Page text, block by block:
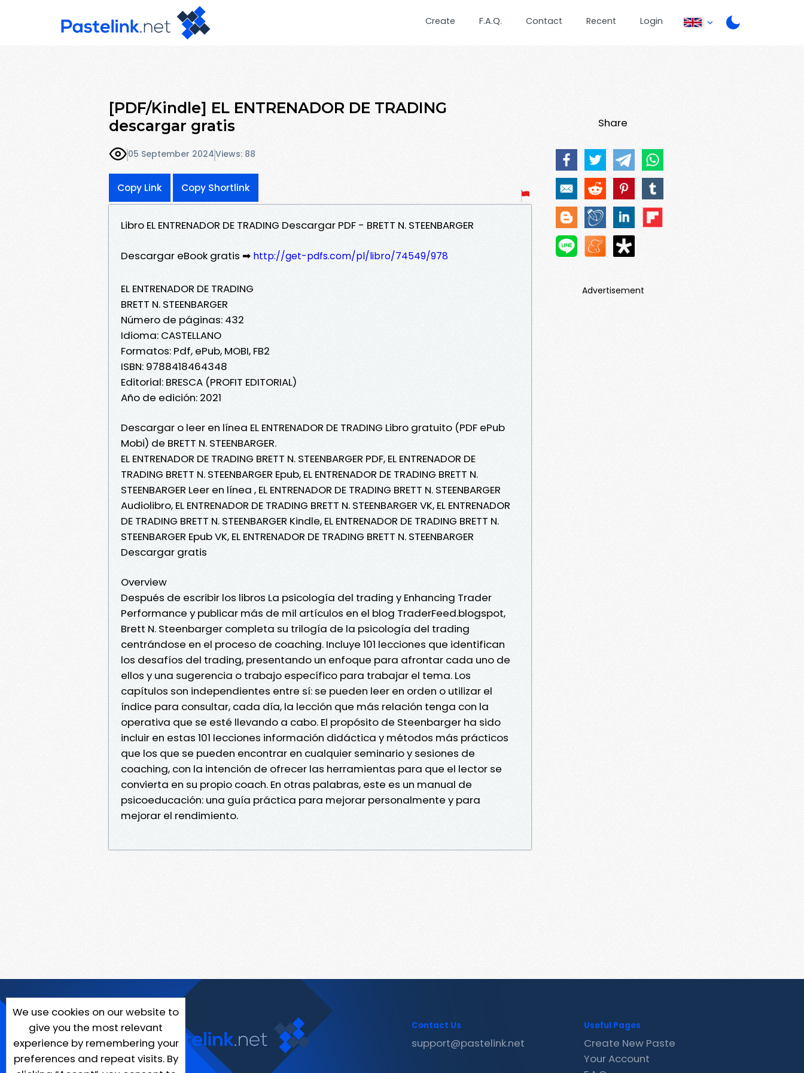
Create F.A.Q. Contact Recent Login
[PDF/Kindle] EL ENTRENADOR DE TRADING
descargar gratis
05 September 2024Views: 88
Copy Link Copy Shortlink
Libro EL ENTRENADOR DE TRADING Descargar PDF - BRETT N. STEENBARGER
Descargar eBook gratis ➡ http://get-pdfs.com/pl/libro/74549/978
EL ENTRENADOR DE TRADING
BRETT N. STEENBARGER
Número de páginas: 432
Idioma: CASTELLANO
Formatos: Pdf, ePub, MOBI, FB2
ISBN: 9788418464348
Editorial: BRESCA (PROFIT EDITORIAL)
Año de edición: 2021
Descargar o leer en línea EL ENTRENADOR DE TRADING Libro gratuito (PDF ePub
Mobi) de BRETT N. STEENBARGER.
EL ENTRENADOR DE TRADING BRETT N. STEENBARGER PDF, EL ENTRENADOR DE
TRADING BRETT N. STEENBARGER Epub, EL ENTRENADOR DE TRADING BRETT N.
STEENBARGER Leer en línea , EL ENTRENADOR DE TRADING BRETT N. STEENBARGER
Audiolibro, EL ENTRENADOR DE TRADING BRETT N. STEENBARGER VK, EL ENTRENADOR
DE TRADING BRETT N. STEENBARGER Kindle, EL ENTRENADOR DE TRADING BRETT N.
STEENBARGER Epub VK, EL ENTRENADOR DE TRADING BRETT N. STEENBARGER
Descargar gratis
Overview
Después de escribir los libros La psicología del trading y Enhancing Trader
Performance y publicar más de mil artículos en el blog TraderFeed.blogspot,
Brett N. Steenbarger completa su trilogía de la psicología del trading
centrándose en el proceso de coaching. Incluye 101 lecciones que identifican
los desafíos del trading, presentando un enfoque para afrontar cada uno de
ellos y una sugerencia o trabajo específico para trabajar el tema. Los
capítulos son independientes entre sí: se pueden leer en orden o utilizar el
índice para consultar, cada día, la lección que más relación tenga con la
operativa que se esté llevando a cabo. El propósito de Steenbarger ha sido
incluir en estas 101 lecciones información didáctica y métodos más prácticos
que los que se pueden encontrar en cualquier seminario y sesiones de
coaching, con la intención de ofrecer las herramientas para que el lector se
convierta en su propio coach. En otras palabras, este es un manual de
psicoeducación: una guía práctica para mejorar personalmente y para
mejorar el rendimiento.
Share
Advertisement
We use cookies on our website to
give you the most relevant
experience by remembering your
preferences and repeat visits. By
Contact Us
support@pastelink.net
Useful Pages
Create New Paste
Your Account